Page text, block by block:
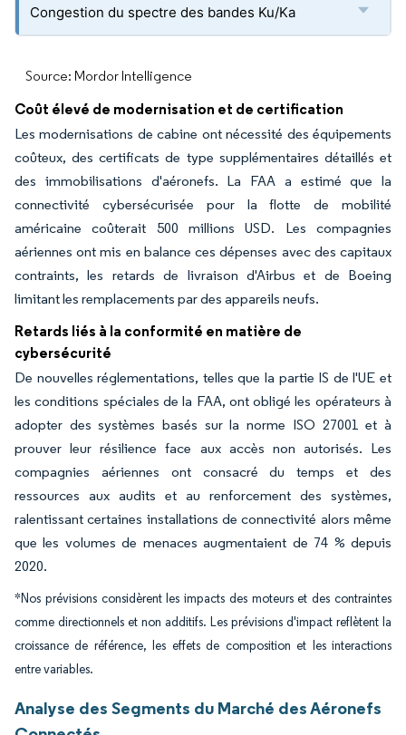
Congestion du spectre des bandes Ku/Ka
Source: Mordor Intelligence
Coût élevé de modernisation et de certification
Les modernisations de cabine ont nécessité des équipements
coûteux, des certificats de type supplémentaires détaillés et
des immobilisations d'aéronefs. La FAA a estimé que la
connectivité cybersécurisée pour la flotte de mobilité
américaine coûterait 500 millions USD. Les compagnies
aériennes ont mis en balance ces dépenses avec des capitaux
contraints, les retards de livraison d'Airbus et de Boeing
limitant les remplacements par des appareils neufs.
Retards liés à la conformité en matière de
cybersécurité
De nouvelles réglementations, telles que la partie IS de l'UE et
les conditions spéciales de la FAA, ont obligé les opérateurs à
adopter des systèmes basés sur la norme ISO 27001 et à
prouver leur résilience face aux accès non autorisés. Les
compagnies aériennes ont consacré du temps et des
ressources aux audits et au renforcement des systèmes,
ralentissant certaines installations de connectivité alors même
que les volumes de menaces augmentaient de 74 % depuis
2020.
*Nos prévisions considèrent les impacts des moteurs et des contraintes
comme directionnels et non additifs. Les prévisions d'impact reflètent la
croissance de référence, les effets de composition et les interactions
entre variables.
Analyse des Segments du Marché des Aéronefs